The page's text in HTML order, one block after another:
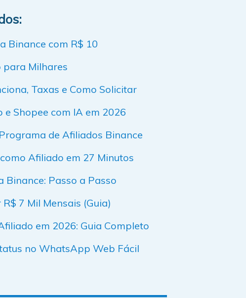
Binance com R$ 10
para Milhares
Taxas e Como Solicitar
Shopee com IA em 2026
de Afiliados Binance
Afiliado em 27 Minutos
Binance: Passo a Passo
7 Mil Mensais (Guia)
em 2026: Guia Completo
no WhatsApp Web Fácil